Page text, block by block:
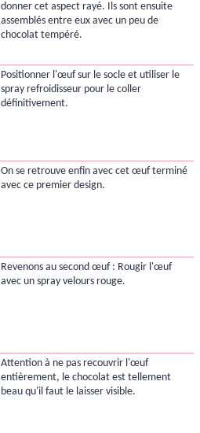
donner cet aspect rayé. Ils sont ensuite
assemblés entre eux avec un peu de
chocolat tempéré.
Positionner l'œuf sur le socle et utiliser le
spray refroidisseur pour le coller
définitivement.
On se retrouve enfin avec cet œuf terminé
avec ce premier design.
Revenons au second œuf : Rougir l'œuf
avec un spray velours rouge.
Attention à ne pas recouvrir l'œuf
entièrement, le chocolat est tellement
beau qu'il faut le laisser visible.